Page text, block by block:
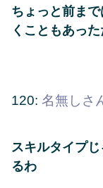
ちょっと前ま
くこともあっ
120: 名無しさ
スキルタイプ
るわ